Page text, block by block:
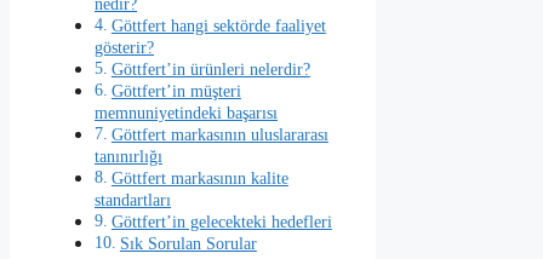
Göttfert hangi sektörde faaliyet
gösterir?
Göttfert’in ürünleri nelerdir?
Göttfert’in müşteri
memnuniyetindeki başarısı
Göttfert markasının uluslararası
tanınırlığı
Göttfert markasının kalite
standartları
Göttfert’in gelecekteki hedefleri
Sık Sorulan Sorular